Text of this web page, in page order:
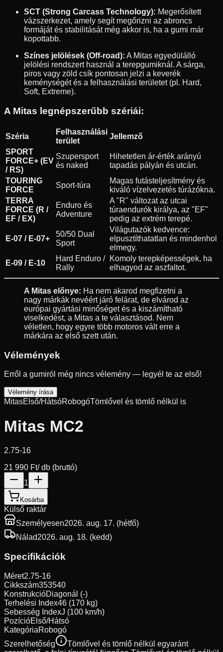
SCT (Strong Carcass Technology): Megerősített
vázszerkezet, amely segít megőrizni az abroncs
formáját és stabilitását még akkor is, ha a gumi már
kopottabb.
Színes jelölések (Off-road): A Mitas egyedülálló
jelölési rendszert használ a terepgumiknál. A sárga,
piros vagy zöld csík pontosan jelzi a keverék
keménységét és a felhasználási területet (pl. Hard,
Soft, Extreme).
A Mitas legnépszerűbb szériái:
Széria
Felhasználási
terület
Jellemző
SPORT
FORCE+ (EV
/ RS)
Szupersport
és naked
Hihetetlen ár-érték arányú
tapadás pályán és utcán.
TOURING
FORCE
Sport-túra
Magas futásteljesítmény és
kiváló vízelvezetés túrázókna.
TERRA
FORCE (R /
EF / EX)
Enduro és
Adventure
A "R" változat az utcai
túraendurók királya, az "EF"
pedig az extrém terepé.
E-07 / E-07+
50/50 Dual
Sport
Világutazók kedvence:
elpusztíthatatlan és mindenhol
elmegy.
E-09 / E-10
Hard Enduro /
Rally
Komoly terepképességek, ha
elhagyod az aszfaltot.
A Mitas előnye: Ha nem akarod megfizetni a
nagy márkák nevéért járó felárat, de elvárod az
európai gyártási minőséget és a kiszámítható
viselkedést, a Mitas a te választásod. Nem
véletlen, hogy egyre több motoros vált erre a
márkára az első szett után.
Vélemények
Erről a gumiról még nincs vélemény — legyél te az első!
Vélemény írása
MitasElső/HátsóRobogóTömlővel és tömlő nélkül is
Mitas MC2
2.75-16
21 990 Ft/ db (bruttó)
1
Kosárba
Külső raktár
Személyesen2026. aug. 17. (hétfő)
Nálad2026. aug. 18. (kedd)
Specifikációk
Méret2.75-16
Cikkszám353540
KonstrukcióDiagonál (-)
Terhelési Index46 (170 kg)
Sebesség IndexJ (100 km/h)
PozícióElső/Hátsó
KategóriaRobogó
Szerelhetőség
Tömlővel és tömlő nélkül egyaránt